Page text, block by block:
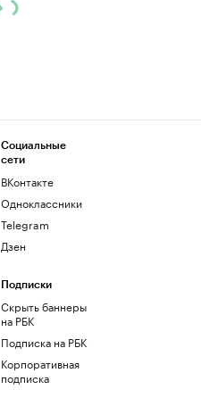
Социальные
сети
ВКонтакте
Одноклассники
Telegram
Дзен
Подписки
Скрыть баннеры
на РБК
Подписка на РБК
Корпоративная
подписка